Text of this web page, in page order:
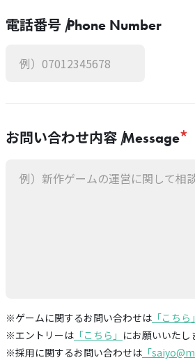
電話番号 /Phone Number
お問い合わせ内容 /Message*
※ゲームに関するお問い合わせは 「こちら」
※エントリーは 「こちら」 にお願いいたし
※採用に関するお問い合わせは 「